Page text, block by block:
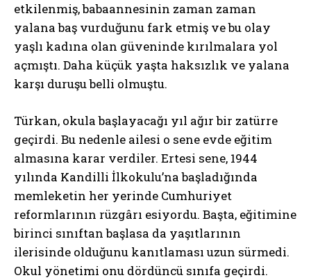
etkilenmiş, babaannesinin zaman zaman
yalana baş vurduğunu fark etmiş ve bu olay
yaşlı kadına olan güveninde kırılmalara yol
açmıştı. Daha küçük yaşta haksızlık ve yalana
karşı duruşu belli olmuştu.
Türkan, okula başlayacağı yıl ağır bir zatürre
geçirdi. Bu nedenle ailesi o sene evde eğitim
almasına karar verdiler. Ertesi sene, 1944
yılında Kandilli İlkokulu’na başladığında
memleketin her yerinde Cumhuriyet
reformlarının rüzgârı esiyordu. Başta, eğitimine
birinci sınıftan başlasa da yaşıtlarının
ilerisinde olduğunu kanıtlaması uzun sürmedi.
Okul yönetimi onu dördüncü sınıfa geçirdi.